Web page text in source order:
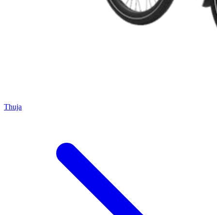
Thuja